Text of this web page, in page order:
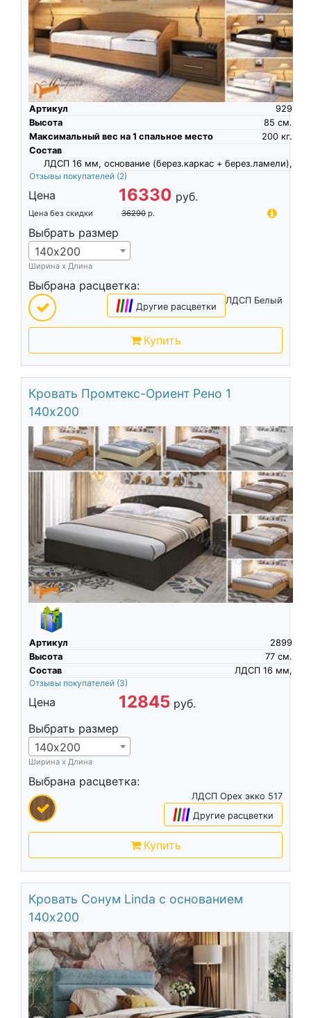
Артикул
929
Высота
см.
85
Максимальный вес на 1 спальное место
кг.
200
Состав
ЛДСП 16 мм, основание (берез.каркас + берез.ламели),
Отзывы покупателей (2)
Цена 16330 руб.
Цена без скидки 36290 р.
Выбрать размер
140х200
Ширина х Длина
Выбрана расцветка:
ЛДСП Белый
|||| Другие расцветки
Купить
Кровать Промтекс-Ориент Рено 1
140х200
Артикул
2899
Высота
см.
77
Состав
ЛДСП 16 мм,
Отзывы покупателей (3)
Цена 12845 руб.
Выбрать размер
140х200
Ширина х Длина
Выбрана расцветка:
ЛДСП Орех экко 517
|||| Другие расцветки
Купить
Кровать Сонум Linda с основанием
140х200